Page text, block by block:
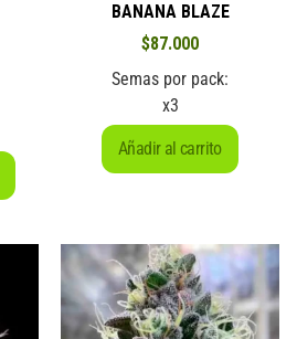
BANANA BLAZE
$87.000
Semas por pack:
x3
Añadir al carrito